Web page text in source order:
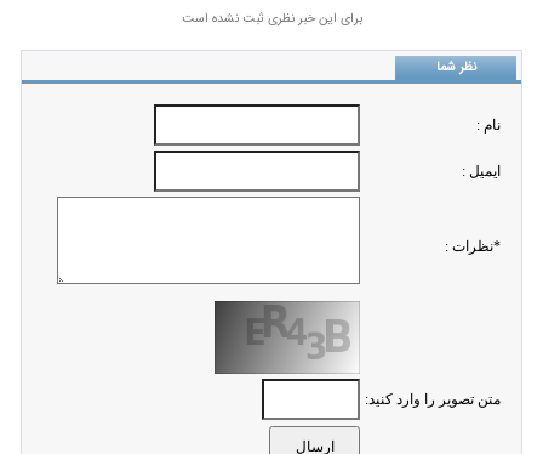
برای این خبر نظری ثبت نشده است
نظر شما
نام :
ايميل :
*نظرات :
متن تصویر را وارد کنید: